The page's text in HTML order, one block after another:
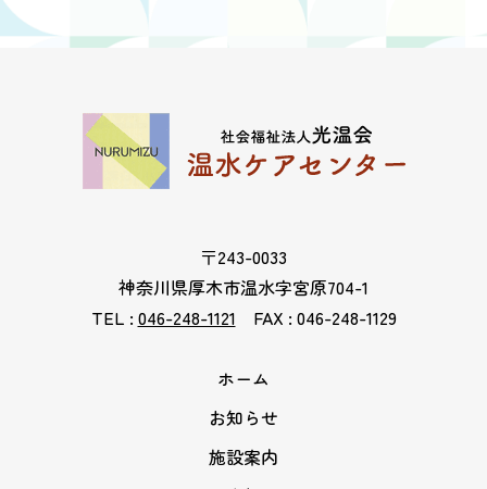
〒243-0033
神奈川県厚木市温水字宮原704-1
TEL : 046-248-1121 FAX : 046-248-1129
ホーム
お知らせ
施設案内